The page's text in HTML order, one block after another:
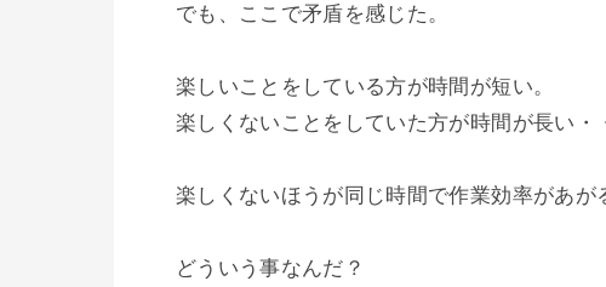
でも、ここで矛盾を感じた。
楽しいことをしている方が時間が短い。
楽しくないことをしていた方が時間が長い・
楽しくないほうが同じ時間で作業効率があが
どういう事なんだ？